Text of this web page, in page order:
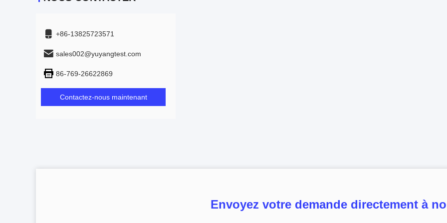
+86-13825723571
sales002@yuyangtest.com
86-769-26622869
Contactez-nous maintenant
Envoyez votre demande directement à